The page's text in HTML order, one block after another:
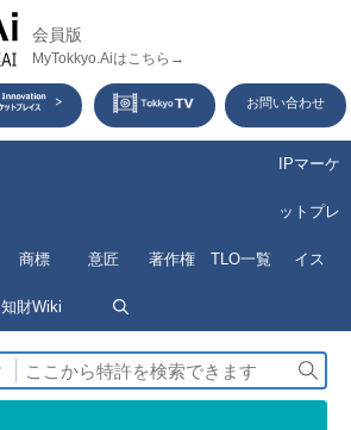
会員版
MyTokkyo.Aiはこちら→
お問い合わせ
商標 意匠 著作権 TLO一覧
IPマーケ
ットプレ
イス
知財Wiki
検
索